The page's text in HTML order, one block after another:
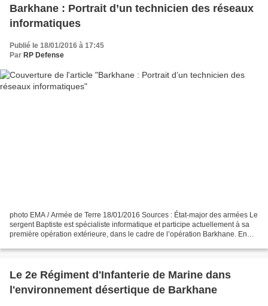
Barkhane : Portrait d’un technicien des réseaux
informatiques
Publié le 18/01/2016 à 17:45
Par RP Defense
photo EMA / Armée de Terre 18/01/2016 Sources : État-major des armées Le
sergent Baptiste est spécialiste informatique et participe actuellement à sa
première opération extérieure, dans le cadre de l’opération Barkhane. En
Le 2e Régiment d'Infanterie de Marine dans
l'environnement désertique de Barkhane